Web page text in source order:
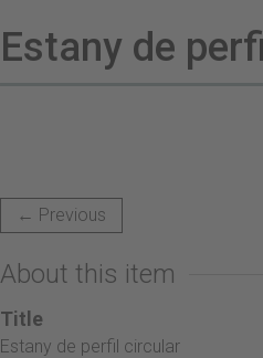
Estany de
← Previous
About this item
Title
Estany de perfil circular